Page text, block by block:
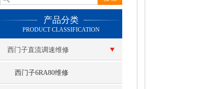
产品分类
PRODUCT CLASSIFICATION
西门子直流调速维修
西门子6RA80维修